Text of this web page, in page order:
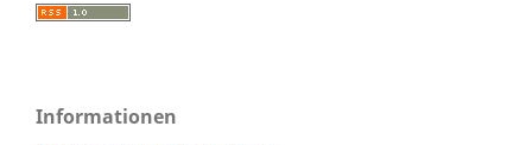
Informationen